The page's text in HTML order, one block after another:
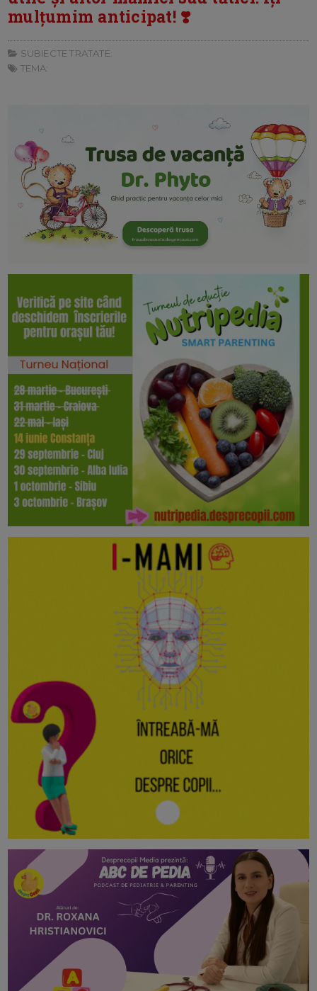
mulțumim anticipat! ❣️
SUBIECTE TRATATE:
TEMA: